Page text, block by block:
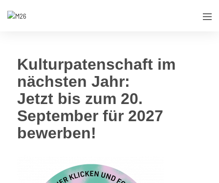
Kulturpatenschaft im
nächsten Jahr:
Jetzt bis zum 20.
September für 2027
bewerben!